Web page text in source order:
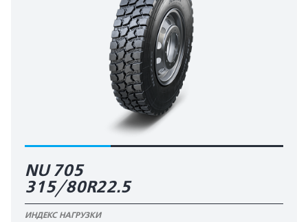
NU 705
315/80R22.5
ИНДЕКС НАГРУЗКИ